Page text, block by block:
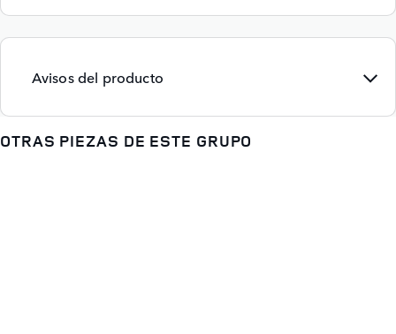
Avisos del producto
OTRAS PIEZAS DE ESTE GRUPO